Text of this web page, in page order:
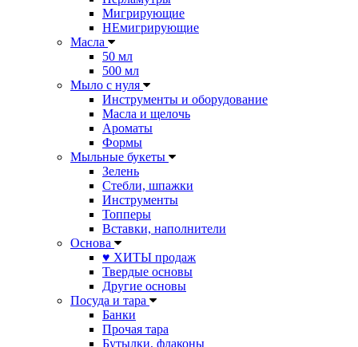
Мигрирующие
НЕмигрирующие
Масла
50 мл
500 мл
Мыло с нуля
Инструменты и оборудование
Масла и щелочь
Ароматы
Формы
Мыльные букеты
Зелень
Стебли, шпажки
Инструменты
Топперы
Вставки, наполнители
Основа
♥ ХИТЫ продаж
Твердые основы
Другие основы
Посуда и тара
Банки
Прочая тара
Бутылки, флаконы